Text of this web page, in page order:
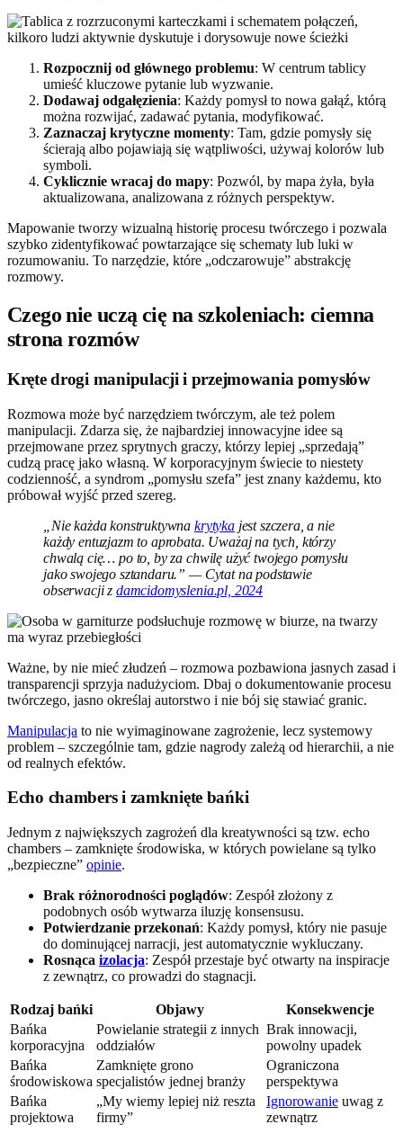
Rozpocznij od głównego problemu: W centrum tablicy
umieść kluczowe pytanie lub wyzwanie.
Dodawaj odgałęzienia: Każdy pomysł to nowa gałąź, którą
można rozwijać, zadawać pytania, modyfikować.
Zaznaczaj krytyczne momenty: Tam, gdzie pomysły się
ścierają albo pojawiają się wątpliwości, używaj kolorów lub
symboli.
Cyklicznie wracaj do mapy: Pozwól, by mapa żyła, była
aktualizowana, analizowana z różnych perspektyw.
Mapowanie tworzy wizualną historię procesu twórczego i pozwala
szybko zidentyfikować powtarzające się schematy lub luki w
rozumowaniu. To narzędzie, które „odczarowuje” abstrakcję
rozmowy.
Czego nie uczą cię na szkoleniach: ciemna
strona rozmów
Kręte drogi manipulacji i przejmowania pomysłów
Rozmowa może być narzędziem twórczym, ale też polem
manipulacji. Zdarza się, że najbardziej innowacyjne idee są
przejmowane przez sprytnych graczy, którzy lepiej „sprzedają”
cudzą pracę jako własną. W korporacyjnym świecie to niestety
codzienność, a syndrom „pomysłu szefa” jest znany każdemu, kto
próbował wyjść przed szereg.
„Nie każda konstruktywna krytykajest szczera, a nie
każdy entuzjazm to aprobata. Uważaj na tych, którzy
chwalą cię… po to, by za chwilę użyć twojego pomysłu
jako swojego sztandaru.” — Cytat na podstawie
obserwacji z damcidomyslenia.pl, 2024
Ważne, by nie mieć złudzeń – rozmowa pozbawiona jasnych zasad i
transparencji sprzyja nadużyciom. Dbaj o dokumentowanie procesu
twórczego, jasno określaj autorstwo i nie bój się stawiać granic.
Manipulacja to nie wyimaginowane zagrożenie, lecz systemowy
problem – szczególnie tam, gdzie nagrody zależą od hierarchii, a nie
od realnych efektów.
Echo chambers i zamknięte bańki
Jednym z największych zagrożeń dla kreatywności są tzw. echo
chambers – zamknięte środowiska, w których powielane są tylko
„bezpieczne” opinie.
Brak różnorodności poglądów: Zespół złożony z
podobnych osób wytwarza iluzję konsensusu.
Potwierdzanie przekonań: Każdy pomysł, który nie pasuje
do dominującej narracji, jest automatycznie wykluczany.
Rosnąca izolacja: Zespół przestaje być otwarty na inspiracje
z zewnątrz, co prowadzi do stagnacji.
Rodzaj bańki Objawy
Konsekwencje
Bańka
korporacyjna
Powielanie strategii z innych
oddziałów
Brak innowacji,
powolny upadek
Bańka
środowiskowa
Zamknięte grono
specjalistów jednej branży
Ograniczona
perspektywa
Bańka
projektowa
„My wiemy lepiej niż reszta
firmy”
Ignorowanie uwag z
zewnątrz